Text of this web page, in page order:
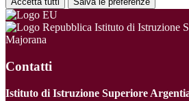
Istituto di Istruzione
Majorana
Contatti
Istituto di Istruzione Superiore